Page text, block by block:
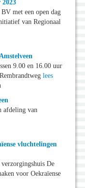
met een open dag
van Regionaal
9.00 en 16.00 uur
lees
afdeling van
vluchtelingen
De
voor Oekraïense